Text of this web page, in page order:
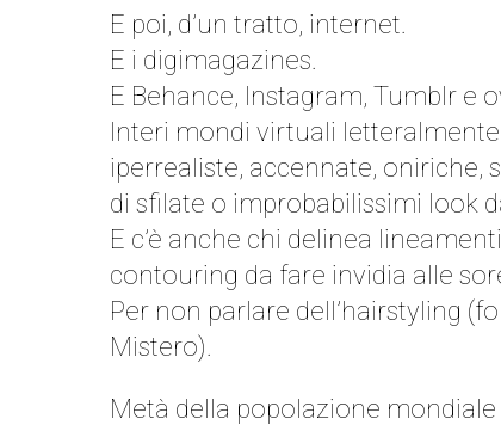
E poi, d’un tratto, internet.
E i digimagazines.
E Behance, Instagram, Tumblr e
Interi mondi virtuali
iperrealiste, accennate, oniriche,
di sfilate o improbabilissimi look
E c’è anche chi delinea
contouring da fare invidia alle
Per non parlare dell’hairstyling
Mistero).
Metà della popolazione